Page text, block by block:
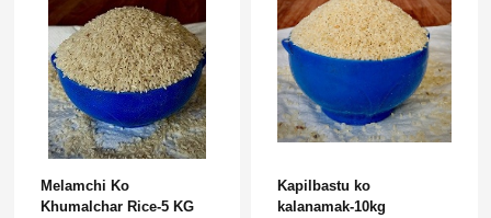
Melamchi Ko
Khumalchar Rice-5 KG
Kapilbastu ko
kalanamak-10kg